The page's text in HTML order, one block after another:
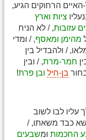
הרחוקים הגיע,
ציות וארץ
עזובות, / לא הניח
מהימן ומאסף, / ומדי
/ ולהבדיל בין
חמר-מרת, / ובין
בן-חיל ובן פרת!
עליו לבו לשוב
כבד משאתו, /
החכמות ומשבעים